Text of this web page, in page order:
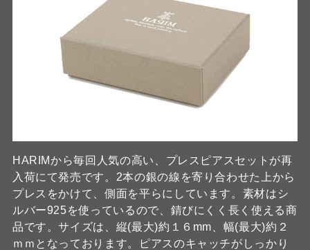
HARIMから毎回人気の高い、プレスピアスセットが再
入荷にて発売です。2本の銀の線を寄り合わせた上から
プレスをかけて、側面を平らにしています。素材はシ
ルバー925を使っているので、錆びにくく長く使える商
品です。サイズは、縦(最大)約１６mm、幅(最大)約２
ｍｍとなっております。ピアスのキャッチがしっかり